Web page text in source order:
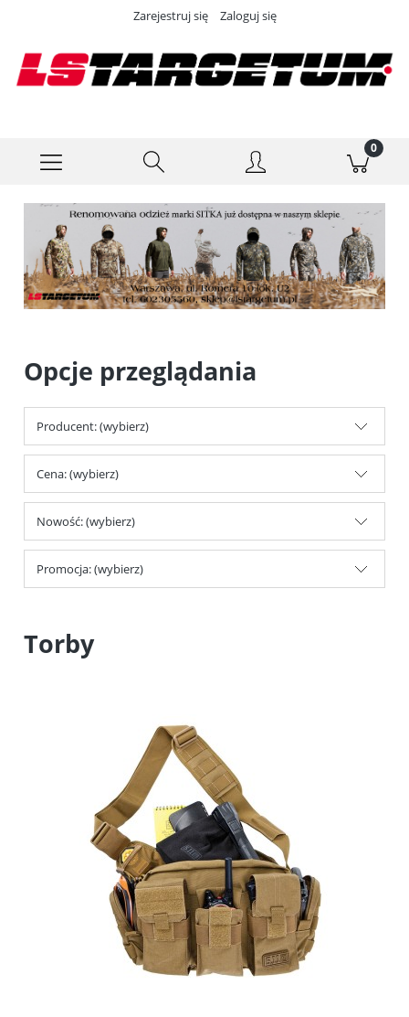
Zarejestruj się Zaloguj się
Opcje przeglądania
Producent: (wybierz)
Cena: (wybierz)
Nowość: (wybierz)
Promocja: (wybierz)
Torby